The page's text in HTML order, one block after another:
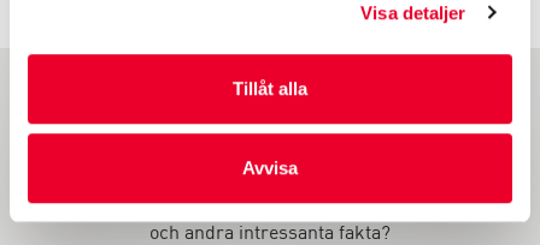
Visa detaljer
Tillåt alla
Avvisa
Håll dig informerad
Vill du också hålla dig informerad om den senaste
utvecklingen av våra förpackningar och tjänster, kampanjer
och andra intressanta fakta?